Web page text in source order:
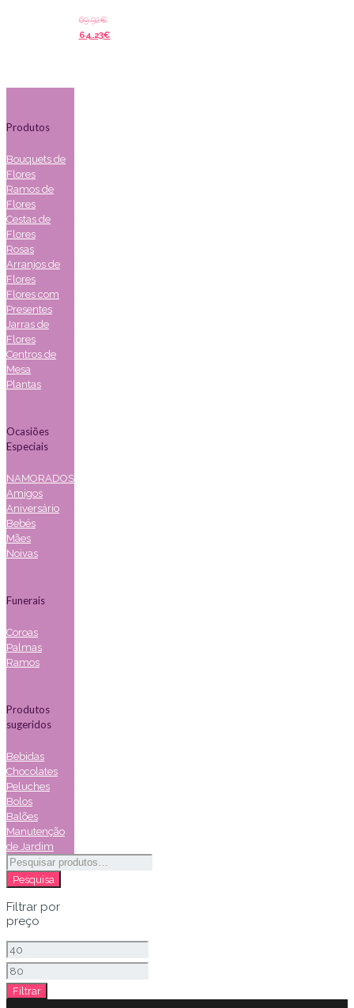
69.92€
64.23€
Produtos
Bouquets de
Flores
Ramos de
Flores
Cestas de
Flores
Rosas
Arranjos de
Flores
Flores com
Presentes
Jarras de
Flores
Centros de
Mesa
Plantas
Ocasiões
Especiais
NAMORADOS
Amigos
Aniversário
Bebés
Mães
Noivas
Funerais
Coroas
Palmas
Ramos
Produtos
sugeridos
Bebidas
Chocolates
Peluches
Bolos
Balões
Manutenção
de Jardim
Pesquisar
por:
Pesquisa
Filtrar por
preço
Preço
mínimo
Preço
máximo
Filtrar